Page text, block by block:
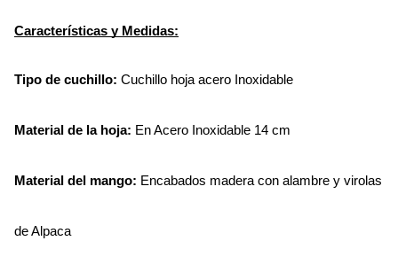
Características y Medidas:
Tipo de cuchillo: Cuchillo hoja acero Inoxidable
Material de la hoja: En Acero Inoxidable 14 cm
Material del mango: Encabados madera con alambre y virolas
de Alpaca